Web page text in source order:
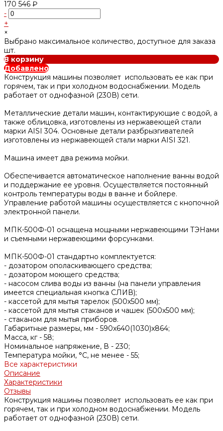
170 546 ₽
-
+
×
Выбрано максимальное количество, доступное для заказа
шт.
В корзину
Добавлено
Конструкция машины позволяет использовать ее как при
горячем, так и при холодном водоснабжении. Модель
работает от однофазной (230В) сети.
Металлические детали машин, контактирующие с водой, а
также облицовка, изготовлены из нержавеющей стали
марки AISI 304. Основные детали разбрызгивателей
изготовлены из нержавеющей стали марки AISI 321.
Машина имеет два режима мойки.
Обеспечивается автоматическое наполнение ванны водой
и поддержание ее уровня. Осуществляется постоянный
контроль температуры воды в ванне и бойлере.
Управление работой машины осуществляется с кнопочной
электронной панели.
МПК-500Ф-01 оснащена мощными нержавеющими ТЭНами
и съемными нержавеющими форсунками.
МПК-500Ф-01 стандартно комплектуется:
- дозатором ополаскивающего средства;
- дозатором моющего средства;
- насосом слива воды из ванны (на панели управления
имеется специальная кнопка СЛИВ);
- кассетой для мытья тарелок (500х500 мм);
- кассетой для мытья стаканов и чашек (500х500 мм);
- стаканом для мытья приборов.
Габаритные размеры, мм - 590x640(1030)x864;
Масса, кг - 58;
Номинальное напряжение, В - 230;
Температура мойки, °С, не менее - 55;
Все характеристики
Описание
Характеристики
Отзывы
Конструкция машины позволяет использовать ее как при
горячем, так и при холодном водоснабжении. Модель
работает от однофазной (230В) сети.